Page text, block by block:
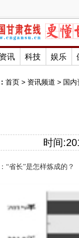
资讯 科技 娱乐
首页 > 资讯频道 > 国内
时间
“省长”是怎样炼成的？